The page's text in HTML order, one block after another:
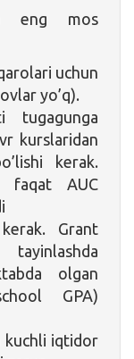
eng mos
uchun
yo’q).
tugagunga
kurslaridan
kerak.
faqat AUC
Grant
olgan
GPA)
kuchli iqtidor